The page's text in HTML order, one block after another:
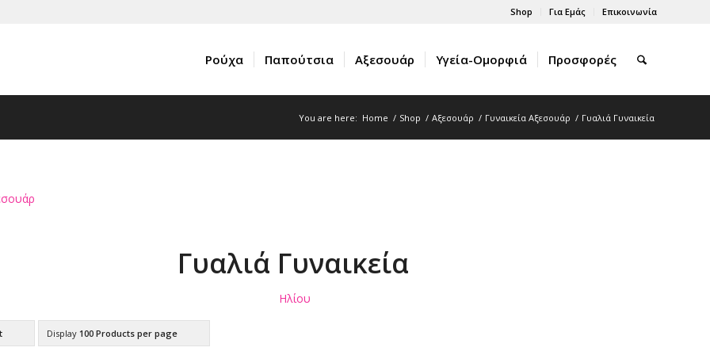
Shop Για Εμάς Επικοινωνία
Ρούχα Παπούτσια Αξεσουάρ Υγεία-Ομορφιά Προσφορές
You are here: Home / Shop / Αξεσουάρ / Γυναικεία Αξεσουάρ / Γυαλιά Γυναικεία
Γυαλιά Γυναικεία
Ηλίου
Display 100 Products per page